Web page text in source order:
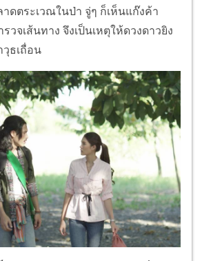
ดตระเวณในป่า จู่ๆ ก็เห็นแก๊งค้า
วจเส้นทาง จึงเป็นเหตุให้ดวงดาวยิง
ธเถื่อน